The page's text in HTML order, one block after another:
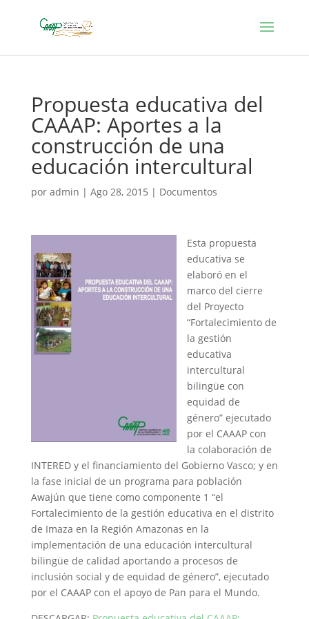
Propuesta educativa del
CAAAP: Aportes a la
construcción de una
educación intercultural
por admin | Ago 28, 2015 | Documentos
Esta propuesta
educativa se
elaboró en el
marco del cierre
del Proyecto
“Fortalecimiento de
la gestión
educativa
intercultural
bilingüe con
equidad de
género” ejecutado
por el CAAAP con
la colaboración de
INTERED y el financiamiento del Gobierno Vasco; y en
la fase inicial de un programa para población
Awajún que tiene como componente 1 “el
Fortalecimiento de la gestión educativa en el distrito
de Imaza en la Región Amazonas en la
implementación de una educación intercultural
bilingüe de calidad aportando a procesos de
inclusión social y de equidad de género”, ejecutado
por el CAAAP con el apoyo de Pan para el Mundo.